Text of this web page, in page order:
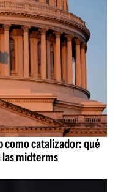
como catalizador: qué
las midterms